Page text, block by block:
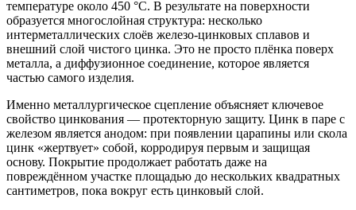
температуре около 450 °C. В результате на поверхности
образуется многослойная структура: несколько
интерметаллических слоёв железо-цинковых сплавов и
внешний слой чистого цинка. Это не просто плёнка поверх
металла, а диффузионное соединение, которое является
частью самого изделия.
Именно металлургическое сцепление объясняет ключевое
свойство цинкования — протекторную защиту. Цинк в паре с
железом является анодом: при появлении царапины или скола
цинк «жертвует» собой, корродируя первым и защищая
основу. Покрытие продолжает работать даже на
повреждённом участке площадью до нескольких квадратных
сантиметров, пока вокруг есть цинковый слой.